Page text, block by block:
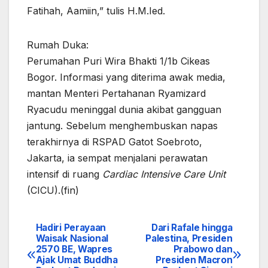
Fatihah, Aamiin,” tulis H.M.Ied.
Rumah Duka:
Perumahan Puri Wira Bhakti 1/1b Cikeas
Bogor. Informasi yang diterima awak media,
mantan Menteri Pertahanan Ryamizard
Ryacudu meninggal dunia akibat gangguan
jantung. Sebelum menghembuskan napas
terakhirnya di RSPAD Gatot Soebroto,
Jakarta, ia sempat menjalani perawatan
intensif di ruang Cardiac Intensive Care Unit
(CICU).(fin)
Navigasi
pos
Dari Rafale hingga
Palestina, Presiden
Prabowo dan
Presiden Macron
Hadiri Perayaan
Waisak Nasional
2570 BE, Wapres
Ajak Umat Buddha